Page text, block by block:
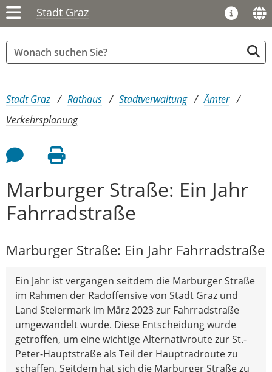
Stadt Graz
Sie sind hier:
Stadt Graz Rathaus Stadtverwaltung
Ämter
Verkehrsplanung
Feedback an Autor
Seite drucken
Marburger Straße: Ein Jahr
Fahrradstraße
Marburger Straße: Ein Jahr Fahrradstraße
Ein Jahr ist vergangen seitdem die Marburger Straße
im Rahmen der Radoffensive von Stadt Graz und
Land Steiermark im März 2023 zur Fahrradstraße
umgewandelt wurde. Diese Entscheidung wurde
getroffen, um eine wichtige Alternativroute zur St.-
Peter-Hauptstraße als Teil der Hauptradroute zu
schaffen. Seitdem hat sich die Marburger Straße zu